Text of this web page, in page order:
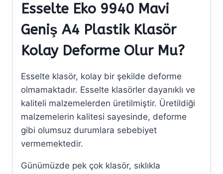
Esselte Eko 9940 Mavi
Geniş A4 Plastik Klasör
Kolay Deforme Olur Mu?
Esselte klasör, kolay bir şekilde deforme
olmamaktadır. Esselte klasörler dayanıklı ve
kaliteli malzemelerden üretilmiştir. Üretildiği
malzemelerin kalitesi sayesinde, deforme
gibi olumsuz durumlara sebebiyet
vermemektedir.
Günümüzde pek çok klasör, sıklıkla